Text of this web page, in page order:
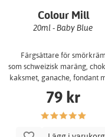
Colour Mill
20ml - Baby Blue
Färgsättare för smörkräm
som schweizisk maräng,
kaksmet, ganache, fondant
79 kr